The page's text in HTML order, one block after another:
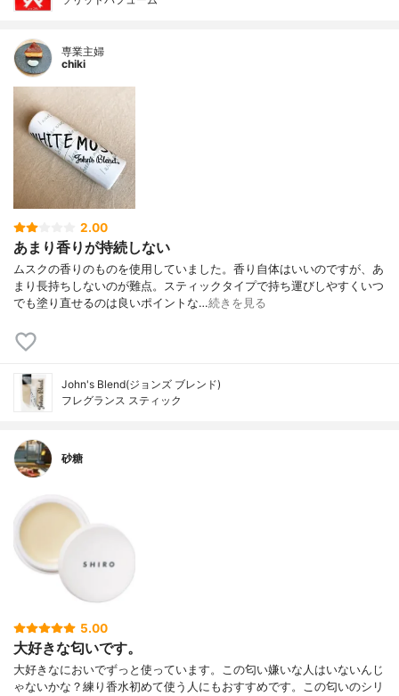
専業主婦
chiki
2.00
あまり香りが持続しない
ムスクの香りのものを使用していました。香り自体はいいのですが、あ
まり長持ちしないのが難点。スティックタイプで持ち運びしやすくいつ
でも塗り直せるのは良いポイントな…続きを見る
John's Blend(ジョンズ ブレンド)
フレグランス スティック
砂糖
5.00
大好きな匂いです。
大好きなにおいでずっと使っています。この匂い嫌いな人はいないんじ
ゃないかな？練り香水初めて使う人にもおすすめです。この匂いのシリ